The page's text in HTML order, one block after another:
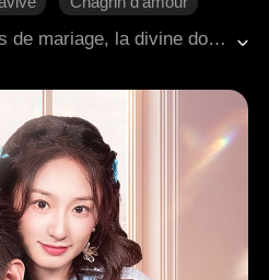
Pendant ses trois années de mariage, la divine doctoresse Aurora a versé tout son amour dans son mari, pourtant elle a été accueillie par une méfiance répétée, la laissant déçue. Juste au moment où elle avait décidé de divorcer de Theodore, il a enfin réalisé son amour profond pour elle. Cependant, accablés par de nombreuses incompréhensions, pourraient-ils réparer leur relation brisée ?